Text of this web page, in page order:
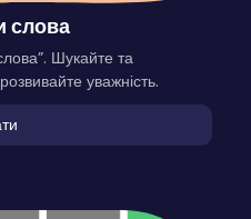
слова
Шукайте та
уважність.